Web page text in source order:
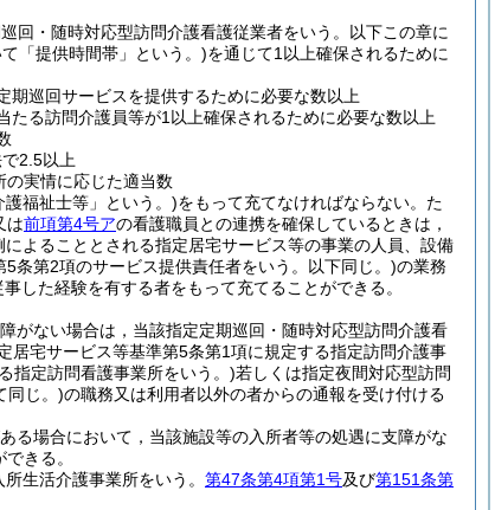
回・随時対応型訪問介護看護従業者をいう。以下この章に
「提供時間帯」という。)を通じて1以上確保されるために
巡回サービスを提供するために必要な数以上
る訪問介護員等が1以上確保されるために必要な数以上
2.5以上
実情に応じた適当数
福祉士等」という。)をもって充てなければならない。 た
は前項第4号アの看護職員との連携を確保しているときは，
よることとされる指定居宅サービス等の事業の人員、設備
5条第2項のサービス提供責任者をいう。以下同じ。)の業務
事した経験を有する者をもって充てることができる。
がない場合は，当該指定定期巡回・随時対応型訪問介護看
居宅サービス等基準第5条第1項に規定する指定訪問介護事
指定訪問看護事業所をいう。)若しくは指定夜間対応型訪問
同じ。)の職務又は利用者以外の者からの通報を受け付ける
る場合において，当該施設等の入所者等の処遇に支障がな
きる。
生活介護事業所をいう。 第47条第4項第1号及び第151条第